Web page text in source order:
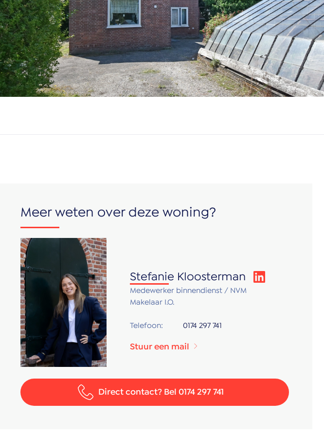
Meer weten over deze woning?
Stefanie Kloosterman
Medewerker binnendienst / NVM
Makelaar I.O.
Telefoon: 0174 297 741
Stuur een mail
Direct contact? Bel 0174 297 741